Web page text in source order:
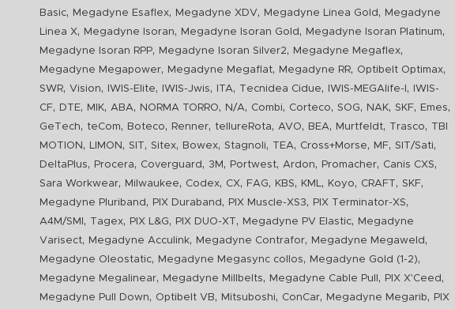
Basic, Megadyne Esaflex, Megadyne XDV, Megadyne Linea Gold ,
Megadyne
Linea X, Megadyne Isoran, Megadyne Isoran Gold , Megadyne Isoran Platinum,
Megadyne Isoran RPP, Megadyne Isoran Silver2, Megadyne Megaflex,
Megadyne Megapower, Megadyne Megaflat, Megadyne RR, Optibelt Optimax,
SWR,Vision, IWIS-Elite, IWIS-Jwis, ITA, Tecnidea Cidue, IWIS-MEGAlife-I ,
IWIS-
CF, DTE, MIK, ABA, NORMA TORRO, N/A, Combi, Corteco,SOG, NAK,SKF, Emes,
GeTech, teCom, Boteco, Renner, tellureRota, AVO, BEA, Murtfeldt, Trasco, TBI
MOTION , LIMON ,SIT,Sitex, Bowex,Stagnoli, TEA, Cross+Morse, MF,SIT/Sati,
DeltaPlus, Procera, Coverguard , 3M , Portwest, Ardon, Promacher, Canis CXS,
Sara Workwear, Milwaukee, Codex, CX, FAG, KBS, KML, Koyo, CRAFT,SKF,
Megadyne Pluriband , PIX Duraband , PIX Muscle-XS3, PIX Terminator-XS,
A4M/SMI , Tagex, PIX L&G, PIX DUO-XT, Megadyne PV Elastic,
Megadyne
Varisect, Megadyne Acculink, Megadyne Contrafor, Megadyne Megaweld ,
Megadyne Oleostatic, Megadyne Megasync collos, Megadyne Gold (1-2),
Megadyne Megalinear, Megadyne Millbelts, Megadyne Cable Pull , PIX X'Ceed ,
Megadyne Pull Down, Optibelt VB, Mitsuboshi, ConCar, Megadyne Megarib, PIX